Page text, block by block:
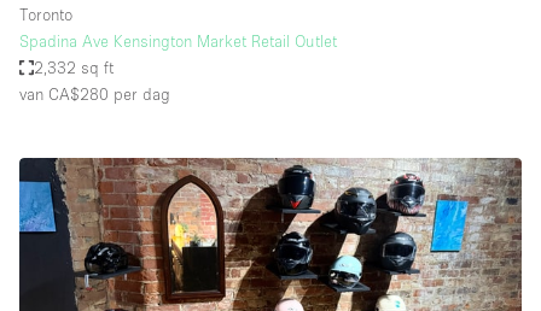
Toronto
Spadina Ave Kensington Market Retail Outlet
2,332 sq ft
van CA$280 per dag